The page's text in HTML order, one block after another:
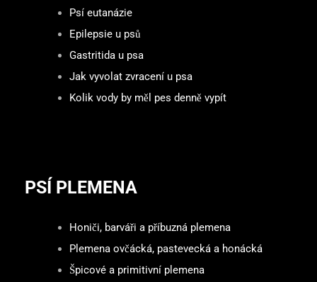
Psí eutanázie
Epilepsie u psů
Gastritida u psa
Jak vyvolat zvracení u psa
Kolik vody by měl pes denně vypít
PSÍ PLEMENA
Honiči, barváři a příbuzná plemena
Plemena ovčácká, pastevecká a honácká
Špicové a primitivní plemena